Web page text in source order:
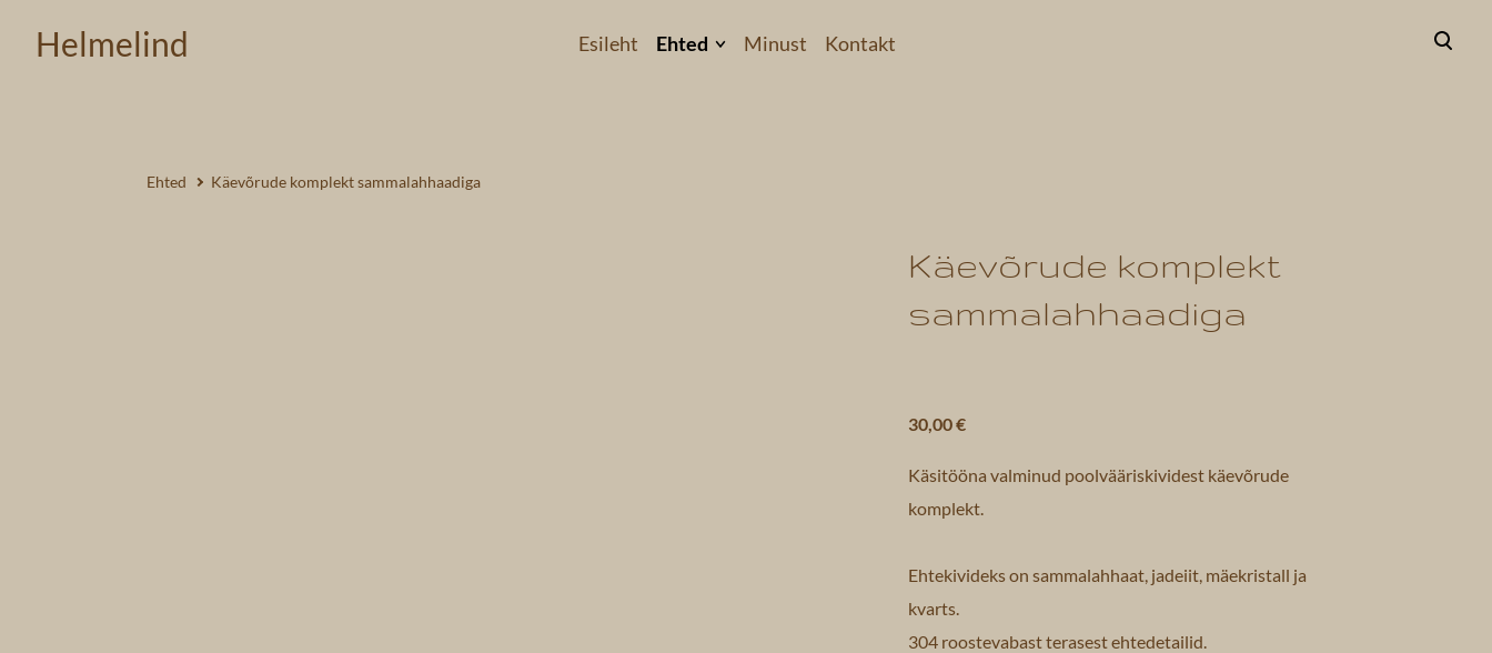
Helmelind Esileht Ehted Minust Kontakt
Ehted Käevõrude komplekt sammalahhaadiga
Käevõrude komplekt
sammalahhaadiga
30,00 €
Käsitööna valminud poolvääriskividest käevõrude
komplekt.
Ehtekivideks on sammalahhaat, jadeiit, mäekristall ja
kvarts.
304 roostevabast terasest ehtedetailid.